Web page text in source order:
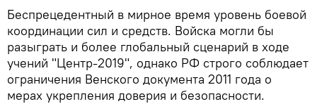
Беспрецедентный в мирное время уровень боевой
координации сил и средств. Войска могли бы
разыграть и более глобальный сценарий в ходе
учений "Центр-2019", однако РФ строго соблюдает
ограничения Венского документа 2011 года о
мерах укрепления доверия и безопасности.